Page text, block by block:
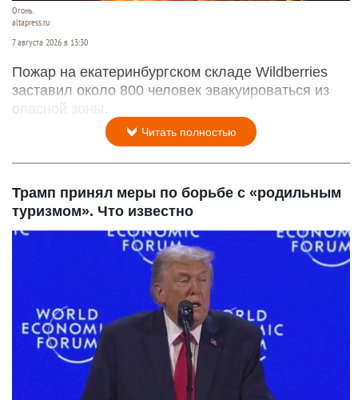
Огонь.
altapress.ru
7 августа 2026 в 13:30
Пожар на екатеринбургском складе Wildberries
заставил около 800 человек эвакуироваться из
опасной зоны.
Читать полностью
Трамп принял меры по борьбе с «родильным
туризмом». Что известно